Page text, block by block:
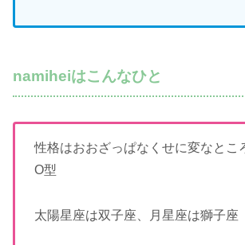
namiheiはこんなひと
性格はおおざっぱなくせに変なとこ
O型
太陽星座は双子座、月星座は獅子座